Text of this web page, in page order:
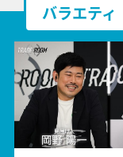
バラエティ